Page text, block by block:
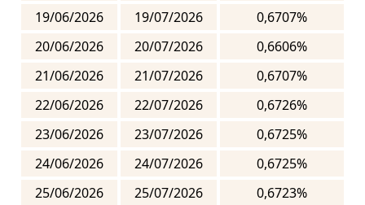
19/06/2026
19/07/2026
0,6707%
20/06/2026
20/07/2026
0,6606%
21/06/2026
21/07/2026
0,6707%
22/06/2026
22/07/2026
0,6726%
23/06/2026
23/07/2026
0,6725%
24/06/2026
24/07/2026
0,6725%
25/06/2026
25/07/2026
0,6723%